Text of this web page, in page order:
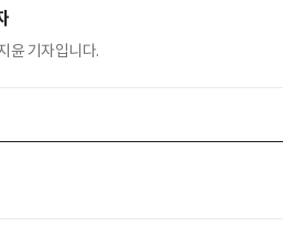
윤 기자입니다.